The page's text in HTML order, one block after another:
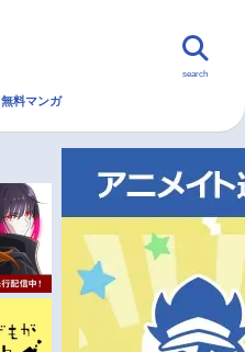
無料マンガ
search
無料マンガ